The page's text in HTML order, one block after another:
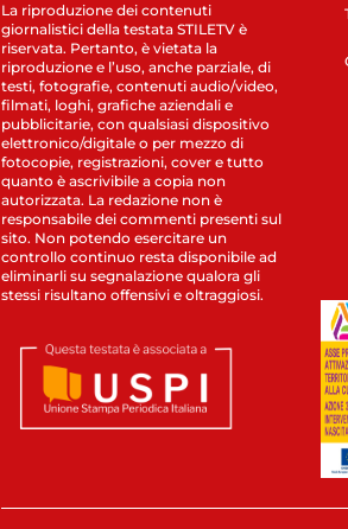
La riproduzione dei contenuti
giornalistici della testata STILETV è
riservata. Pertanto, è vietata la
riproduzione e l’uso, anche parziale, di
testi, fotografie, contenuti audio/video,
filmati, loghi, grafiche aziendali e
pubblicitarie, con qualsiasi dispositivo
elettronico/digitale o per mezzo di
fotocopie, registrazioni, cover e tutto
quanto è ascrivibile a copia non
autorizzata. La redazione non è
responsabile dei commenti presenti sul
sito. Non potendo esercitare un
controllo continuo resta disponibile ad
eliminarli su segnalazione qualora gli
stessi risultano offensivi e oltraggiosi.